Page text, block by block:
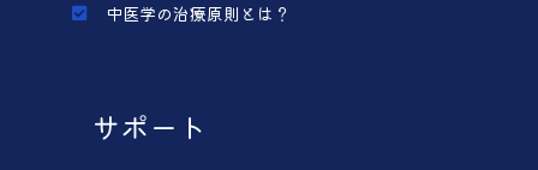
中医学の治療原則とは？
サポート